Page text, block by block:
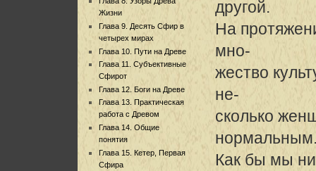
Жизни
Глава 9. Десять Сфир в
четырех мирах
Глава 10. Пути на Древе
Глава 11. Субъективные
Сфирот
Глава 12. Боги на Древе
Глава 13. Практическая
работа с Древом
Глава 14. Общие
понятия
Глава 15. Кетер, Первая
Сфира
другой.
На
мно-
жество
не-
сколько
Как бы мы ни